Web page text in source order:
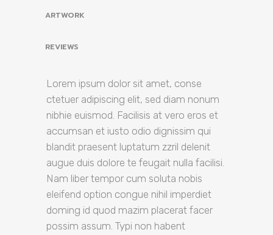
ARTWORK
REVIEWS
Lorem ipsum dolor sit amet, conse
ctetuer adipiscing elit, sed diam nonum
nibhie euismod. Facilisis at vero eros et
accumsan et iusto odio dignissim qui
blandit praesent luptatum zzril delenit
augue duis dolore te feugait nulla facilisi.
Nam liber tempor cum soluta nobis
eleifend option congue nihil imperdiet
doming id quod mazim placerat facer
possim assum. Typi non habent